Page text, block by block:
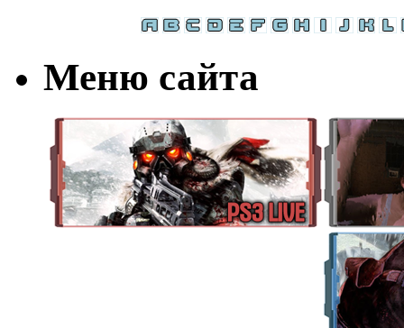
Меню сайта